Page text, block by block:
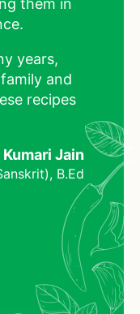
them in
years,
and
recipes
Jain
B.Ed